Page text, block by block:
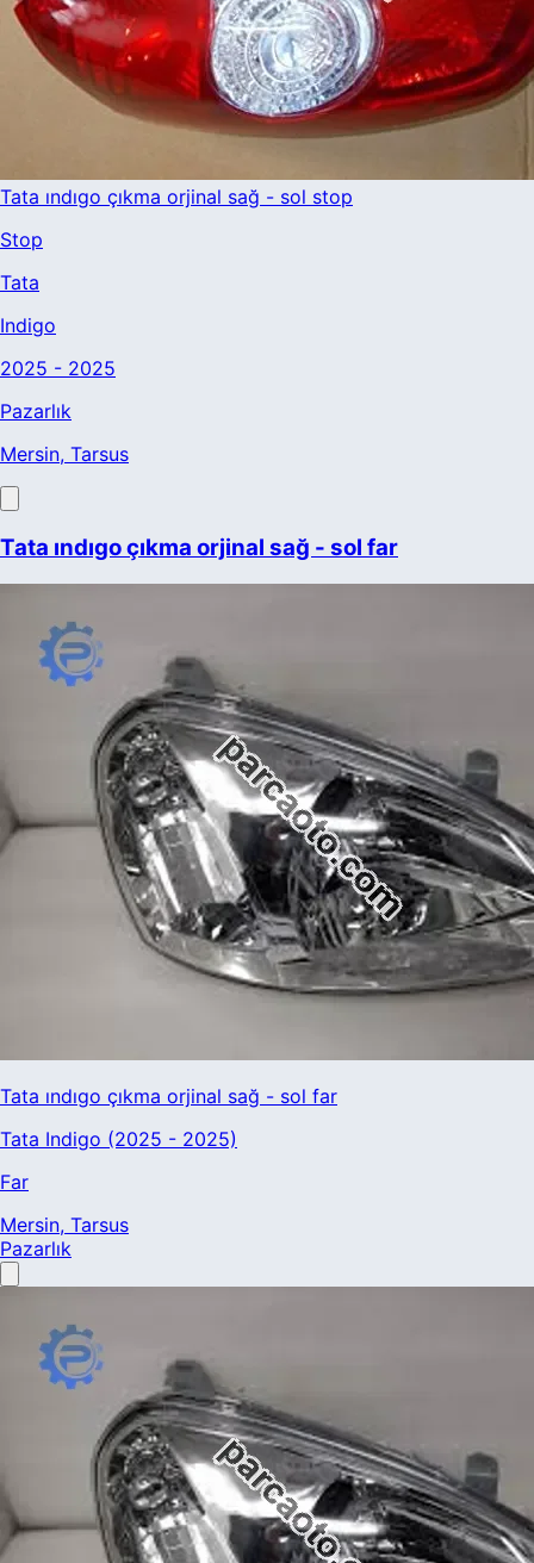
Tata ındıgo çıkma orjinal sağ - sol stop
Stop
Tata
Indigo
2025 - 2025
Pazarlık
Mersin, Tarsus
Tata ındıgo çıkma orjinal sağ - sol far
Tata ındıgo çıkma orjinal sağ - sol far
Tata Indigo (2025 - 2025)
Far
Mersin, Tarsus
Pazarlık